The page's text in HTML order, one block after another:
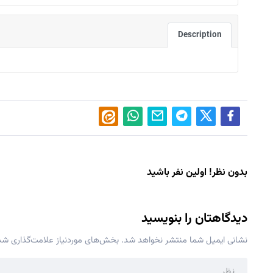
Description
بدون نظر! اولین نفر باشید
دیدگاهتان را بنویسید
نشانی ایمیل شما منتشر نخواهد شد. بخش‌های موردنیاز علامت‌گذاری